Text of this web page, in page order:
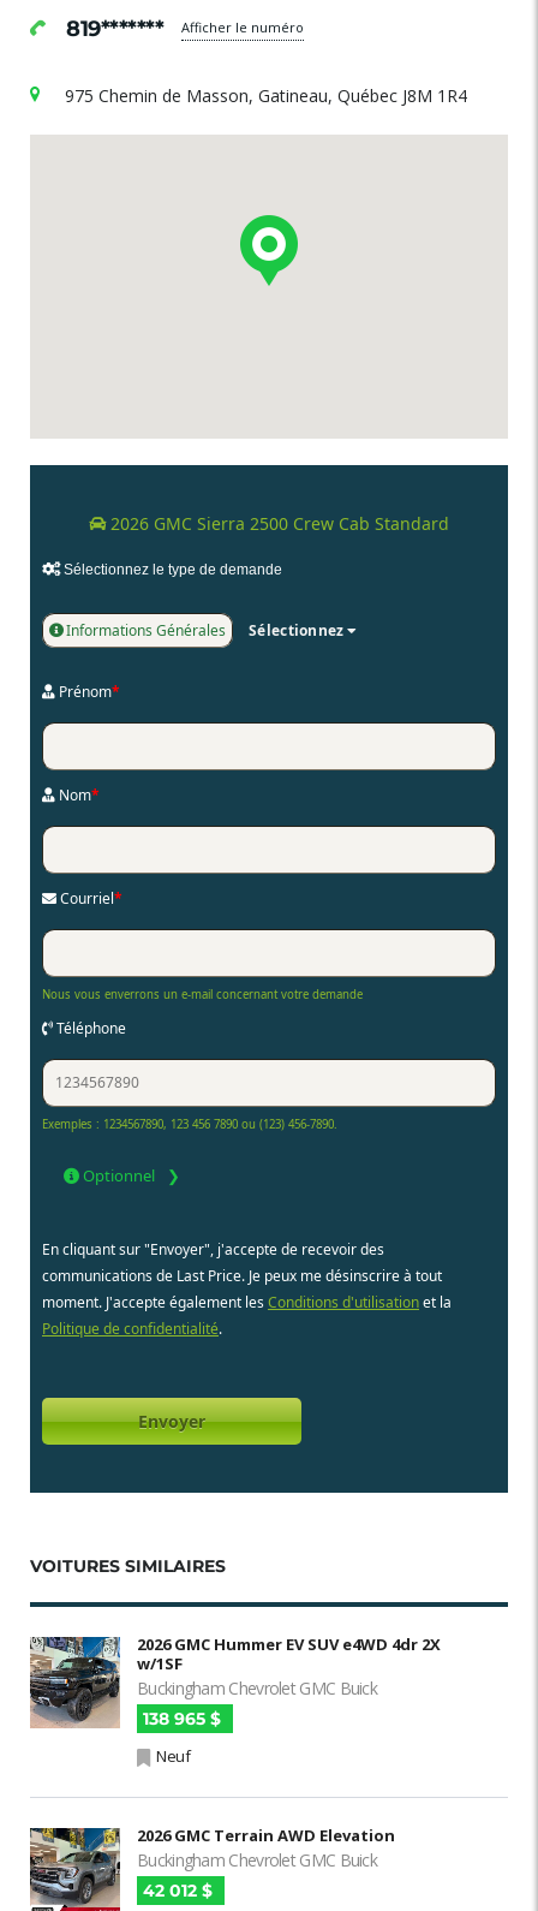
819******* Afficher le numéro
975 Chemin de Masson, Gatineau, Québec J8M 1R4
2026 GMC Sierra 2500 Crew Cab Standard
Sélectionnez le type de demande
Informations Générales Sélectionnez
Prénom*
Nom*
Courriel*
Nous vous enverrons un e-mail concernant votre demande
Téléphone
Exemples : 1234567890, 123 456 7890 ou (123) 456-7890.
Optionnel
En cliquant sur "Envoyer", j'accepte de recevoir des
communications de Last Price. Je peux me désinscrire à tout
moment. J'accepte également les Conditions d'utilisationet la
Politique de confidentialité.
VOITURES SIMILAIRES
2026 GMC Hummer EV SUV e4WD 4dr 2X
w/1SF
Buckingham Chevrolet GMC Buick
138 965 $
Neuf
2026 GMC Terrain AWD Elevation
Buckingham Chevrolet GMC Buick
42 012 $